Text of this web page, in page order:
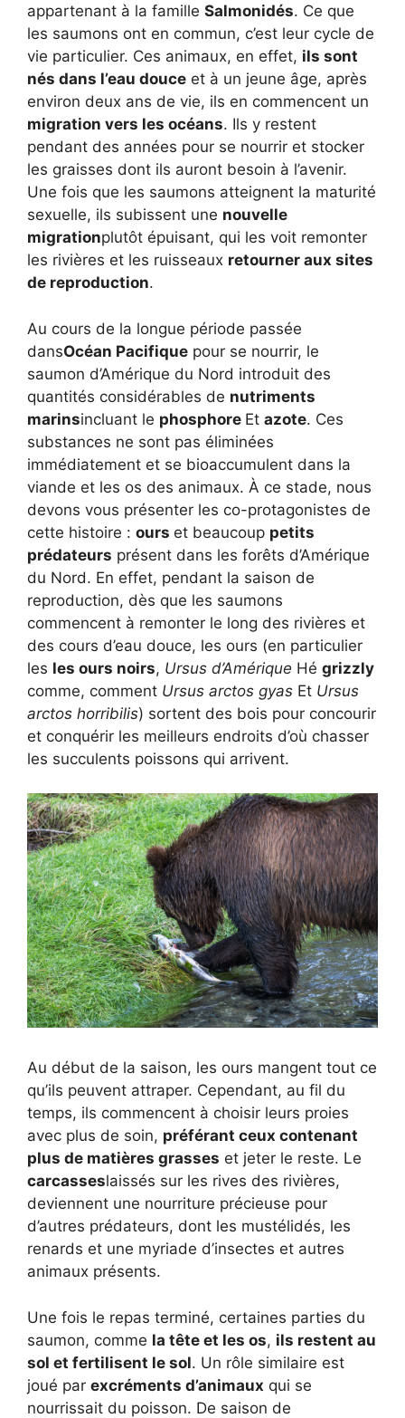
appartenant à la famille Salmonidés. Ce que
les saumons ont en commun, c’est leur cycle de
vie particulier. Ces animaux, en effet, ils sont
nés dans l’eau douce et à un jeune âge, après
environ deux ans de vie, ils en commencent un
migration vers les océans. Ils y restent
pendant des années pour se nourrir et stocker
les graisses dont ils auront besoin à l’avenir.
Une fois que les saumons atteignent la maturité
sexuelle, ils subissent une nouvelle
migrationplutôt épuisant, qui les voit remonter
les rivières et les ruisseaux retourner aux sites
de reproduction.
Au cours de la longue période passée
dansOcéan Pacifique pour se nourrir, le
saumon d’Amérique du Nord introduit des
quantités considérables de nutriments
marinsincluant le phosphore Et azote. Ces
substances ne sont pas éliminées
immédiatement et se bioaccumulent dans la
viande et les os des animaux. À ce stade, nous
devons vous présenter les co-protagonistes de
cette histoire : ours et beaucoup petits
prédateurs présent dans les forêts d’Amérique
du Nord. En effet, pendant la saison de
reproduction, dès que les saumons
commencent à remonter le long des rivières et
des cours d’eau douce, les ours (en particulier
les les ours noirs, Ursus d’Amérique Hé grizzly
comme, comment Ursus arctos gyas Et Ursus
arctos horribilis) sortent des bois pour concourir
et conquérir les meilleurs endroits d’où chasser
les succulents poissons qui arrivent.
Au début de la saison, les ours mangent tout ce
qu’ils peuvent attraper. Cependant, au fil du
temps, ils commencent à choisir leurs proies
avec plus de soin, préférant ceux contenant
plus de matières grasses et jeter le reste. Le
carcasseslaissés sur les rives des rivières,
deviennent une nourriture précieuse pour
d’autres prédateurs, dont les mustélidés, les
renards et une myriade d’insectes et autres
animaux présents.
Une fois le repas terminé, certaines parties du
saumon, comme la tête et les os, ils restent au
sol et fertilisent le sol. Un rôle similaire est
joué par excréments d’animaux qui se
nourrissait du poisson. De saison de